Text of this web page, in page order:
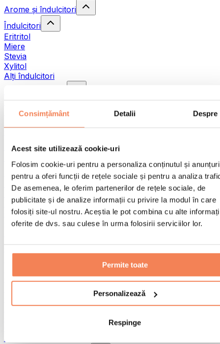
Consimțământ Detalii Despre
Acest site utilizează cookie-uri
Folosim cookie-uri pentru a personaliza conținutul și
pentru a oferi funcții de rețele sociale și pentru a analiza
De asemenea, le oferim partenerilor de rețele sociale, de
publicitate și de analize informații cu privire la modul în care
folosiți site-ul nostru. Aceștia le pot combina cu alte
oferite de dvs. sau culese în urma folosirii serviciilor lor.
Permite toate
Personalizează
Respinge
Arome și îndulcitori
Îndulcitori
Eritritol
Miere
Stevia
Xylitol
Alți îndulcitori
Sosuri și siropuri dulci
Sosuri și siropuri sărate
Băuturi pentru sportivi
Băuturi RTD
Băuturi energizante RTD
Shot-uri
Sucuri
Ceaiuri și Matcha
Cafea
Granola
Hrișcă
Alte cereale